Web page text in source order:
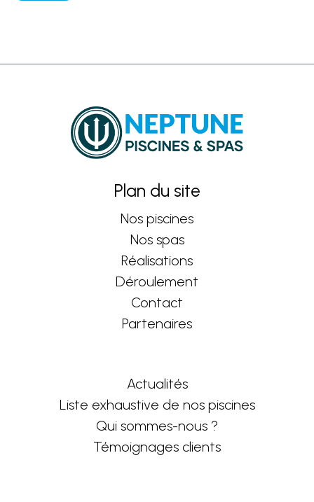
Plan du site
Nos piscines
Nos spas
Réalisations
Déroulement
Contact
Partenaires
Actualités
Liste exhaustive de nos piscines
Qui sommes-nous ?
Témoignages clients